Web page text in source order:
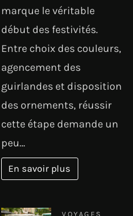
marque le véritable
début des festivités.
Entre choix des couleurs,
agencement des
guirlandes et disposition
des ornements, réussir
cette étape demande un
peu…
En savoir plus
VOYAGES